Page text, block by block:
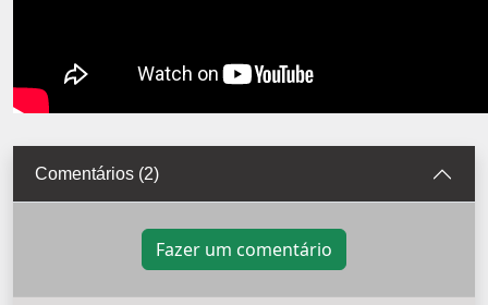
Comentários (2)
Fazer um comentário